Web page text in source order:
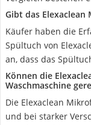
Gibt das Elexaclean
Käufer haben die
Spültuch von
an, dass das
Können die
Waschmaschine
Die Elexaclean
und bei starker